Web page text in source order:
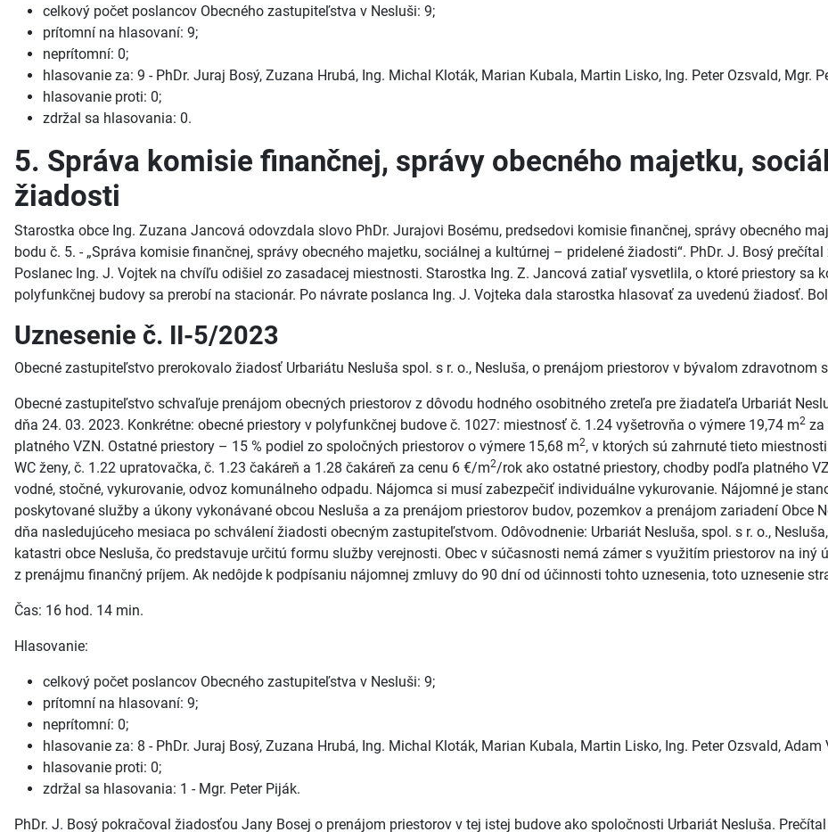
celkový počet poslancov Obecného zastupiteľstva v Nesluši: 9;
prítomní na hlasovaní: 9;
neprítomní: 0;
hlasovanie za: 9 - PhDr. Juraj Bosý, Zuzana Hrubá, Ing. Michal Kloták, Marian Kubala, Martin Lisko, Ing. Peter Ozsvald, Mgr.
hlasovanie proti: 0;
zdržal sa hlasovania: 0.
5. Správa komisie finančnej, správy obecného majetku,
žiadosti
Starostka obce Ing. Zuzana Jancová odovzdala slovo PhDr. Jurajovi Bosému, predsedovi komisie finančnej, správy obecného
bodu č. 5. - „Správa komisie finančnej, správy obecného majetku, sociálnej a kultúrnej – pridelené žiadosti“. PhDr. J. Bosý
Poslanec Ing. J. Vojtek na chvíľu odišiel zo zasadacej miestnosti. Starostka Ing. Z. Jancová zatiaľ vysvetlila, o ktoré priestory sa
polyfunkčnej budovy sa prerobí na stacionár. Po návrate poslanca Ing. J. Vojteka dala starostka hlasovať za uvedenú žiadosť.
Uznesenie č. II-5/2023
Obecné zastupiteľstvo prerokovalo žiadosť Urbariátu Nesluša spol. s r. o., Nesluša, o prenájom priestorov v bývalom zdravotnom
Obecné zastupiteľstvo schvaľuje prenájom obecných priestorov z dôvodu hodného osobitného zreteľa pre žiadateľa Urbariát
dňa 24. 03. 2023. Konkrétne: obecné priestory v polyfunkčnej budove č. 1027: miestnosť č. 1.24 vyšetrovňa o výmere 19,74 m2 za
platného VZN. Ostatné priestory – 15 % podiel zo spoločných priestorov o výmere 15,68 m2, v ktorých sú zahrnuté tieto
WC ženy, č. 1.22 upratovačka, č. 1.23 čakáreň a 1.28 čakáreň za cenu 6 €/m2/rok ako ostatné priestory, chodby podľa platného
vodné, stočné, vykurovanie, odvoz komunálneho odpadu. Nájomca si musí zabezpečiť individuálne vykurovanie. Nájomné je
poskytované služby a úkony vykonávané obcou Nesluša a za prenájom priestorov budov, pozemkov a prenájom zariadení Obce
dňa nasledujúceho mesiaca po schválení žiadosti obecným zastupiteľstvom. Odôvodnenie: Urbariát Nesluša, spol. s r. o.,
katastri obce Nesluša, čo predstavuje určitú formu služby verejnosti. Obec v súčasnosti nemá zámer s využitím priestorov na iný
z prenájmu finančný príjem. Ak nedôjde k podpísaniu nájomnej zmluvy do 90 dní od účinnosti tohto uznesenia, toto uznesenie
Čas: 16 hod. 14 min.
Hlasovanie:
celkový počet poslancov Obecného zastupiteľstva v Nesluši: 9;
prítomní na hlasovaní: 9;
neprítomní: 0;
hlasovanie za: 8 - PhDr. Juraj Bosý, Zuzana Hrubá, Ing. Michal Kloták, Marian Kubala, Martin Lisko, Ing. Peter Ozsvald,
hlasovanie proti: 0;
zdržal sa hlasovania: 1 - Mgr. Peter Piják.
PhDr. J. Bosý pokračoval žiadosťou Jany Bosej o prenájom priestorov v tej istej budove ako spoločnosti Urbariát Nesluša.